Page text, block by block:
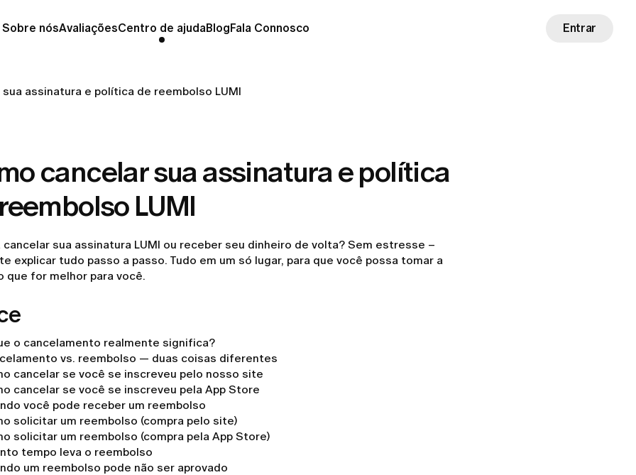
Sobre nósAvaliaçõesCentro de ajudaBlogFala Connosco Entrar
assinatura e política de reembolso LUMI
cancelar sua assinatura e política
LUMI
cancelar sua assinatura LUMI ou receber seu dinheiro de volta? Sem estresse –
explicar tudo passo a passo. Tudo em um só lugar, para que você possa tomar a
que for melhor para você.
o cancelamento realmente significa?
vs. reembolso — duas coisas diferentes
cancelar se você se inscreveu pelo nosso site
cancelar se você se inscreveu pela App Store
você pode receber um reembolso
solicitar um reembolso (compra pelo site)
solicitar um reembolso (compra pela App Store)
tempo leva o reembolso
um reembolso pode não ser aprovado